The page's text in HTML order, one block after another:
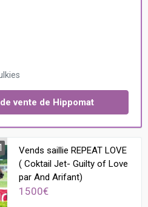
vente de Hippomat
Vends saillie REPEAT LOVE
( Coktail Jet- Guilty of Love
par And Arifant)
1500€